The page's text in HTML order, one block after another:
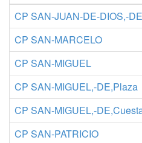
CP SAN-JUAN-DE-DIOS,-
CP SAN-MARCELO
CP SAN-MIGUEL
CP SAN-MIGUEL,-DE,Plaza
CP SAN-MIGUEL,-
CP SAN-PATRICIO